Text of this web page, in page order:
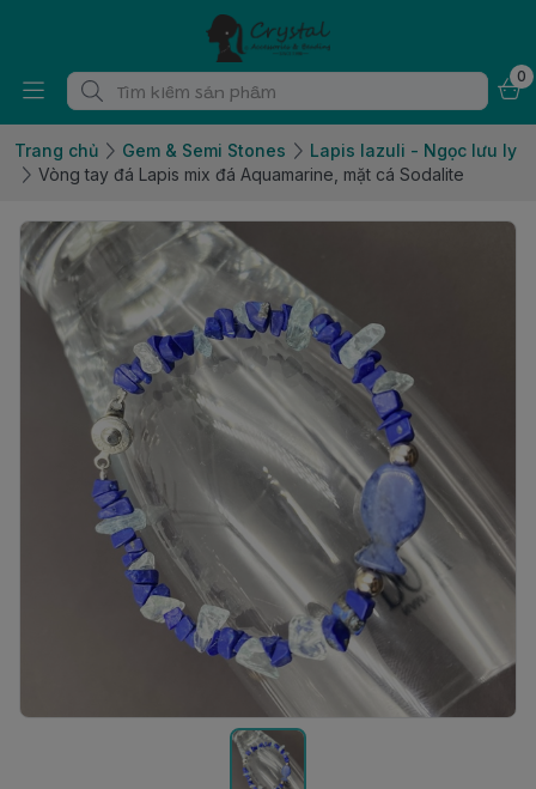
0
Trang chủ Gem & Semi Stones
Lapis lazuli - Ngọc lưu ly
Vòng tay đá Lapis mix đá Aquamarine, mặt cá Sodalite